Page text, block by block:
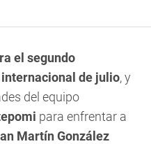
el segundo
de julio, y
del equipo
para enfrentar a
Martín González